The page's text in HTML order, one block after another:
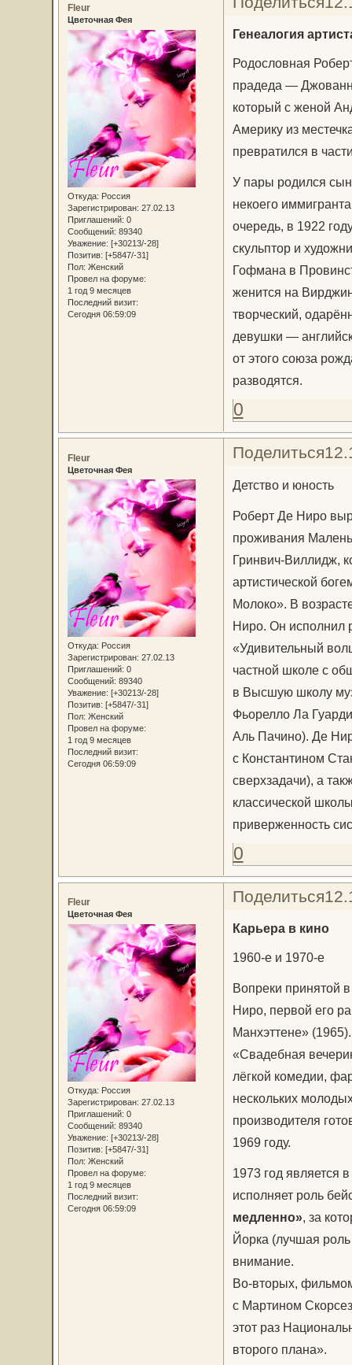
Fleur
Цветочная Фея
Откуда: Россия
Зарегистрирован: 27.02.13
Приглашений: 0
Сообщений: 89340
Уважение: [+30213/-28]
Позитив: [+5847/-31]
Пол: Женский
Провел на форуме:
1 год 9 месяцев
Последний визит:
Сегодня 06:59:09
Генеалогия
Родословная
прадеда —
который с женой
Америку из
превратился в
У пары родился
некоего
очередь, в 1922
скульптор и
Гофмана в
женится на
творческий,
девушки —
от этого союза
разводятся.
0
Поделиться
Fleur
Цветочная Фея
Откуда: Россия
Зарегистрирован: 27.02.13
Приглашений: 0
Сообщений: 89340
Уважение: [+30213/-28]
Позитив: [+5847/-31]
Пол: Женский
Провел на форуме:
1 год 9 месяцев
Последний визит:
Сегодня 06:59:09
Детство и юность
Роберт Де Ниро
проживания
Гринвич-Виллидж,
артистической
Молоко». В
Ниро. Он исполнил
«Удивительный
частной школе с
в Высшую школу
Фьорелло Ла
Аль Пачино). Де
с Константином
сверхзадачи), а
классической
приверженность
0
Поделиться
Fleur
Цветочная Фея
Откуда: Россия
Зарегистрирован: 27.02.13
Приглашений: 0
Сообщений: 89340
Уважение: [+30213/-28]
Позитив: [+5847/-31]
Пол: Женский
Провел на форуме:
1 год 9 месяцев
Последний визит:
Сегодня 06:59:09
Карьера в кино
1960-е и 1970-е
Вопреки принятой
Ниро, первой его
Манхэттене»
«Свадебная
лёгкой комедии,
нескольких
производителя
1969 году.
1973 год является
исполняет роль
медленно», за
Йорка (лучшая роль
внимание.
Во-вторых,
с Мартином
этот раз
второго плана».